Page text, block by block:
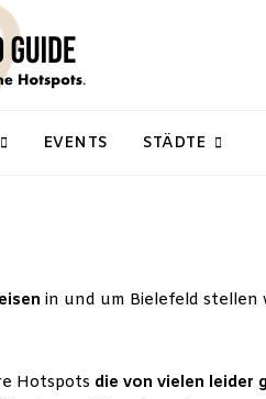
EVENTS STÄDTE
in und um Bielefeld stellen
Hotspots die von vielen leider